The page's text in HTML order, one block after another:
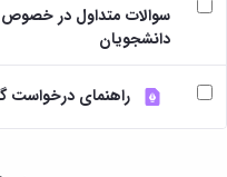
فرم
ها
و
آئین
شناسی
آزمایشگاه
بیوشیمی
و
فیزیولوژی
آزمایشگاه
سوالات متداول در خصوص
دانشجویان
راهنمای درخواست